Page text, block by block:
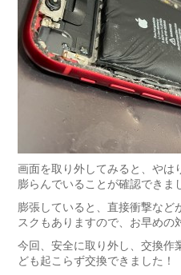
画面を取り外してみると、やは
膨らんでいることが確認できま
膨張していると、直接衝撃など
スクもありますので、お早めの
今回、安全に取り外し、交換作
ども起こらず交換できました！